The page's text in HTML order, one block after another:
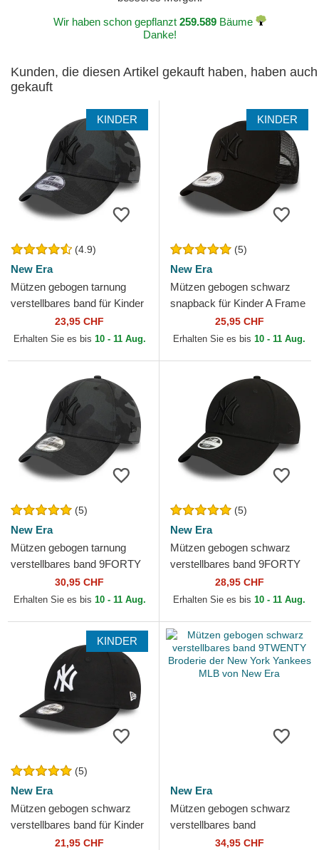
Wir haben schon gepflanzt 259.589Bäume
Danke!
Kunden, die diesen Artikel gekauft haben, haben auch
gekauft
KINDER
(4.9)
New Era
Mützen gebogen tarnung
verstellbares band für Kinder
9FORTY League Essential
der New York Yankees...
23,95 CHF
Erhalten Sie es bis 10 - 11 Aug.
KINDER
(5)
New Era
Mützen gebogen schwarz
snapback für Kinder A Frame
Clean der New York Yankees
MLB von New Era
25,95 CHF
Erhalten Sie es bis 10 - 11 Aug.
(5)
New Era
Mützen gebogen tarnung
verstellbares band 9FORTY
League Essential der New
York Yankees MLB von...
30,95 CHF
Erhalten Sie es bis 10 - 11 Aug.
(5)
New Era
Mützen gebogen schwarz
verstellbares band 9FORTY
Essential der New York
Yankees MLB von New Era
28,95 CHF
Erhalten Sie es bis 10 - 11 Aug.
KINDER
(5)
New Era
Mützen gebogen schwarz
verstellbares band für Kinder
9FORTY League Essential
21,95 CHF
New Era
Mützen gebogen schwarz
verstellbares band
9TWENTY Broderie der New
34,95 CHF